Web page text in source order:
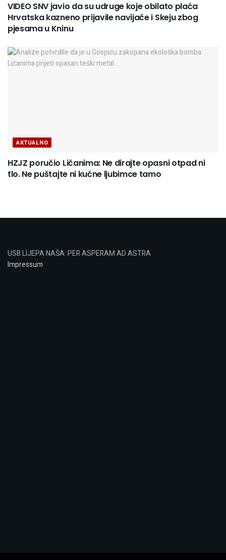
VIDEO SNV javio da su udruge koje obilato plaća
Hrvatska kazneno prijavile navijače i Skeju zbog
pjesama u Kninu
AKTUALNO
HZJZ poručio Ličanima: Ne dirajte opasni otpad ni
tlo. Ne puštajte ni kućne ljubimce tamo
USB LIJEPA NAŠA: PER ASPERAM AD ASTRA
Impressum